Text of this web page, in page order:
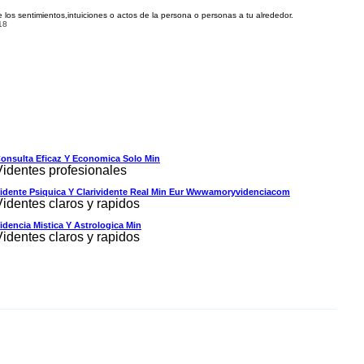
sentimientos,intuiciones o actos de la persona o personas a tu alrededor.
Eficaz Y Economica Solo Min
profesionales
Psiquica Y Clarividente Real Min Eur Wwwamoryvidenciacom
claros y rapidos
Mistica Y Astrologica Min
claros y rapidos